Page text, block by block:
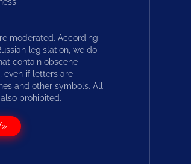
moderated. According
legislation, we do
contain obscene
even if letters are
and other symbols. All
prohibited.